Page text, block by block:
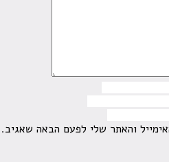
והאתר שלי לפעם הבאה שאגיב.